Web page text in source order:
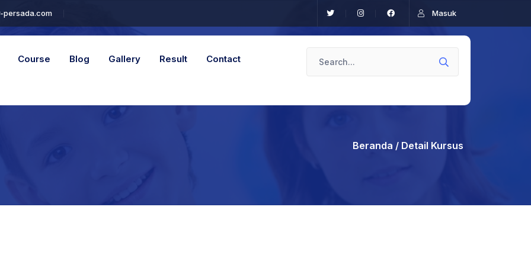
persada.com Masuk
Course Blog Gallery Result Contact
Beranda / Detail Kursus